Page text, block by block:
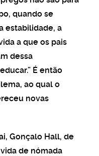
quando se
estabilidade, a
a que os pais
dessa
É então
ao qual o
novas
Gonçalo Hall, de
de nómada